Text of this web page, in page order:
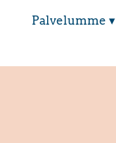
Palvelumme ▾